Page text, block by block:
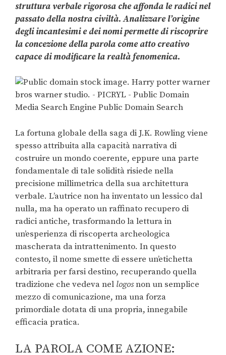
struttura verbale rigorosa che affonda le radici nel
passato della nostra civiltà. Analizzare l’origine
degli incantesimi e dei nomi permette di riscoprire
la concezione della parola come atto creativo
capace di modificare la realtà fenomenica.
La fortuna globale della saga di J.K. Rowling viene
spesso attribuita alla capacità narrativa di
costruire un mondo coerente, eppure una parte
fondamentale di tale solidità risiede nella
precisione millimetrica della sua architettura
verbale. L’autrice non ha inventato un lessico dal
nulla, ma ha operato un raffinato recupero di
radici antiche, trasformando la lettura in
un’esperienza di riscoperta archeologica
mascherata da intrattenimento. In questo
contesto, il nome smette di essere un’etichetta
arbitraria per farsi destino, recuperando quella
tradizione che vedeva nel logosnon un semplice
mezzo di comunicazione, ma una forza
primordiale dotata di una propria, innegabile
efficacia pratica.
LA PAROLA COME AZIONE: